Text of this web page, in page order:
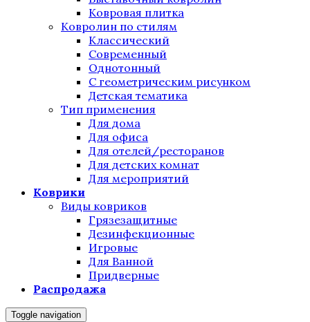
Ковровая плитка
Ковролин по стилям
Классический
Современный
Однотонный
С геометрическим рисунком
Детская тематика
Тип применения
Для дома
Для офиса
Для отелей/ресторанов
Для детских комнат
Для мероприятий
Коврики
Виды ковриков
Грязезащитные
Дезинфекционные
Игровые
Для Ванной
Придверные
Распродажа
Toggle navigation